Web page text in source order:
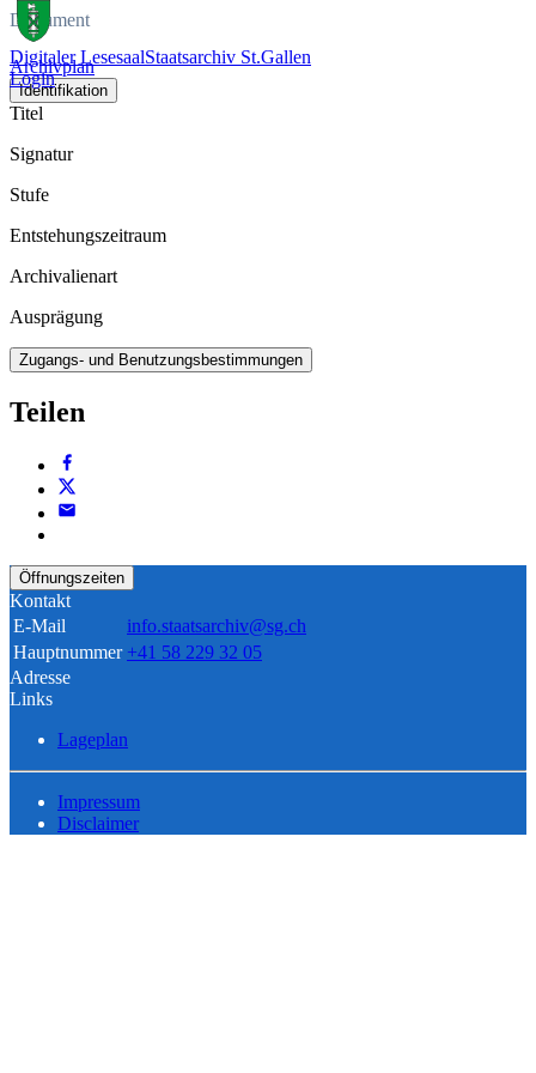
Digitaler LesesaalStaatsarchiv St.Gallen
Login
Dokument
Archivplan
Identifikation
Titel
Signatur
Stufe
Entstehungszeitraum
Archivalienart
Ausprägung
Zugangs- und Benutzungsbestimmungen
Teilen
Öffnungszeiten
Kontakt
E-Mail
info.staatsarchiv@sg.ch
Hauptnummer +41 58 229 32 05
Adresse
Links
Lageplan
Impressum
Disclaimer